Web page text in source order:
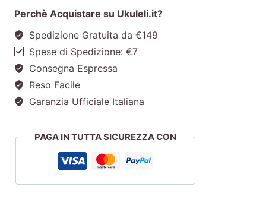
Perchè Acquistare su Ukuleli.it?
Spedizione Gratuita da €149
Spese di Spedizione: €7
Consegna Espressa
Reso Facile
Garanzia Ufficiale Italiana
PAGA IN TUTTA SICUREZZA CON